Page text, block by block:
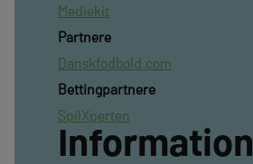
Mediekit
Partnere
Danskfodbold.com
Bettingpartnere
SpilXperten
Information